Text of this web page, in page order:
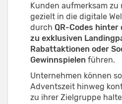
Kunden aufmerksam zu
gezielt in die digitale
durch QR-Codes hinter
zu exklusiven
Rabattaktionen oder
Gewinnspielen führen.
Unternehmen können
Adventszeit hinweg
zu ihrer Zielgruppe